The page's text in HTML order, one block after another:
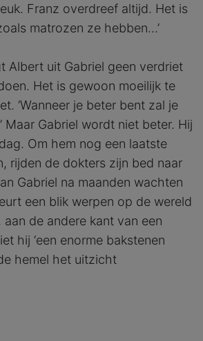
Franz overdreef altijd. Het is
matrozen ze hebben…’
Albert uit Gabriel geen verdriet
Het is gewoon moeilijk te
‘Wanneer je beter bent zal je
Maar Gabriel wordt niet beter. Hij
Om hem nog een laatste
rijden de dokters zijn bed naar
Gabriel na maanden wachten
een blik werpen op de wereld
de andere kant van een
hij ‘een enorme bakstenen
hemel het uitzicht